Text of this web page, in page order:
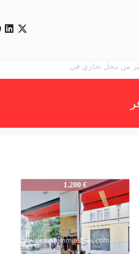
3865-POETAQUEROL-001
1.200 €